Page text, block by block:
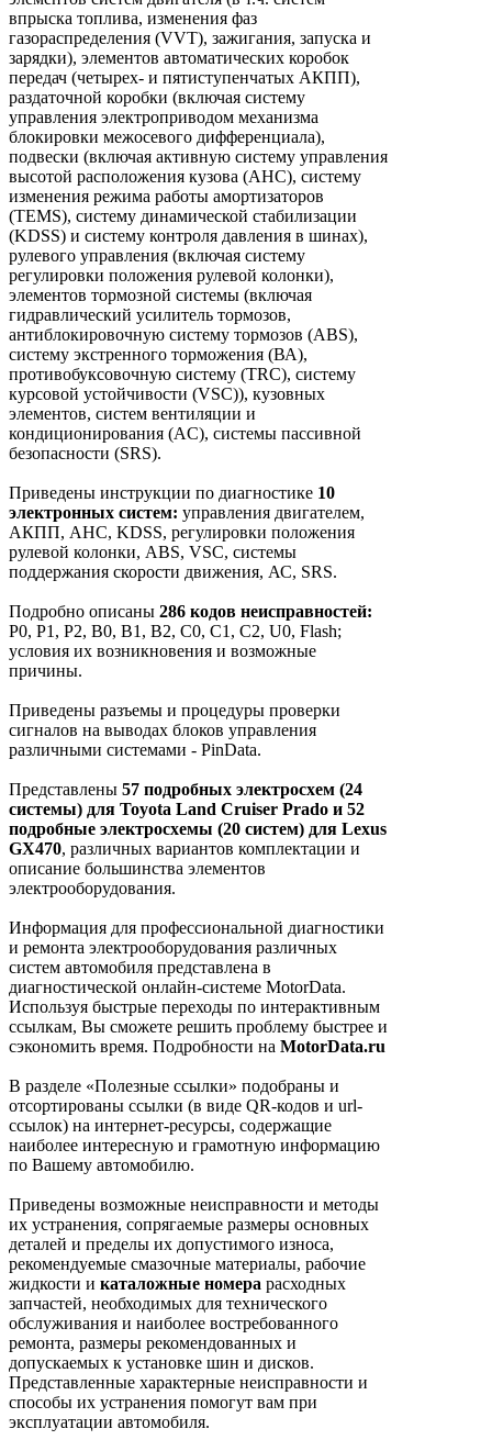
впрыска топлива, изменения фаз
газораспределения (VVT), зажигания, запуска и
зарядки), элементов автоматических коробок
передач (четырех- и пятиступенчатых АКПП),
раздаточной коробки (включая систему
управления электроприводом механизма
блокировки межосевого дифференциала),
подвески (включая активную систему управления
высотой расположения кузова (АНС), систему
изменения режима работы амортизаторов
(TEMS), систему динамической стабилизации
(KDSS) и систему контроля давления в шинах),
рулевого управления (включая систему
регулировки положения рулевой колонки),
элементов тормозной системы (включая
гидравлический усилитель тормозов,
антиблокировочную систему тормозов (ABS),
систему экстренного торможения (ВА),
противобуксовочную систему (TRC), систему
курсовой устойчивости (VSC)), кузовных
элементов, систем вентиляции и
кондиционирования (AC), системы пассивной
безопасности (SRS).
Приведены инструкции по диагностике 10
электронных систем: управления двигателем,
АКПП, AHC, KDSS, регулировки положения
рулевой колонки, ABS, VSC, системы
поддержания скорости движения, АС, SRS.
Подробно описаны 286 кодов неисправностей:
P0, P1, P2, В0, B1, B2, С0, C1, С2, U0, Flash;
условия их возникновения и возможные
причины.
Приведены разъемы и процедуры проверки
сигналов на выводах блоков управления
различными системами - PinData.
Представлены 57 подробных электросхем (24
системы) для Toyota Land Cruiser Prado и 52
подробные электросхемы (20 систем) для Lexus
GX470, различных вариантов комплектации и
описание большинства элементов
электрооборудования.
Информация для профессиональной диагностики
и ремонта электрооборудования различных
систем автомобиля представлена в
диагностической онлайн-системе MotorData.
Используя быстрые переходы по интерактивным
ссылкам, Вы сможете решить проблему быстрее и
сэкономить время. Подробности на MotorData.ru
В разделе «Полезные ссылки» подобраны и
отсортированы ссылки (в виде QR-кодов и url-
ссылок) на интернет-ресурсы, содержащие
наиболее интересную и грамотную информацию
по Вашему автомобилю.
Приведены возможные неисправности и методы
их устранения, сопрягаемые размеры основных
деталей и пределы их допустимого износа,
рекомендуемые смазочные материалы, рабочие
жидкости и каталожные номера расходных
запчастей, необходимых для технического
обслуживания и наиболее востребованного
ремонта, размеры рекомендованных и
допускаемых к установке шин и дисков.
Представленные характерные неисправности и
способы их устранения помогут вам при
эксплуатации автомобиля.